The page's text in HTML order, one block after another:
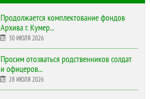
Продолжается комплектование фондов
Архива г. Кумер...
30 ИЮЛЯ 2026
Просим отозваться родственников солдат
и офицеров...
28 ИЮЛЯ 2026